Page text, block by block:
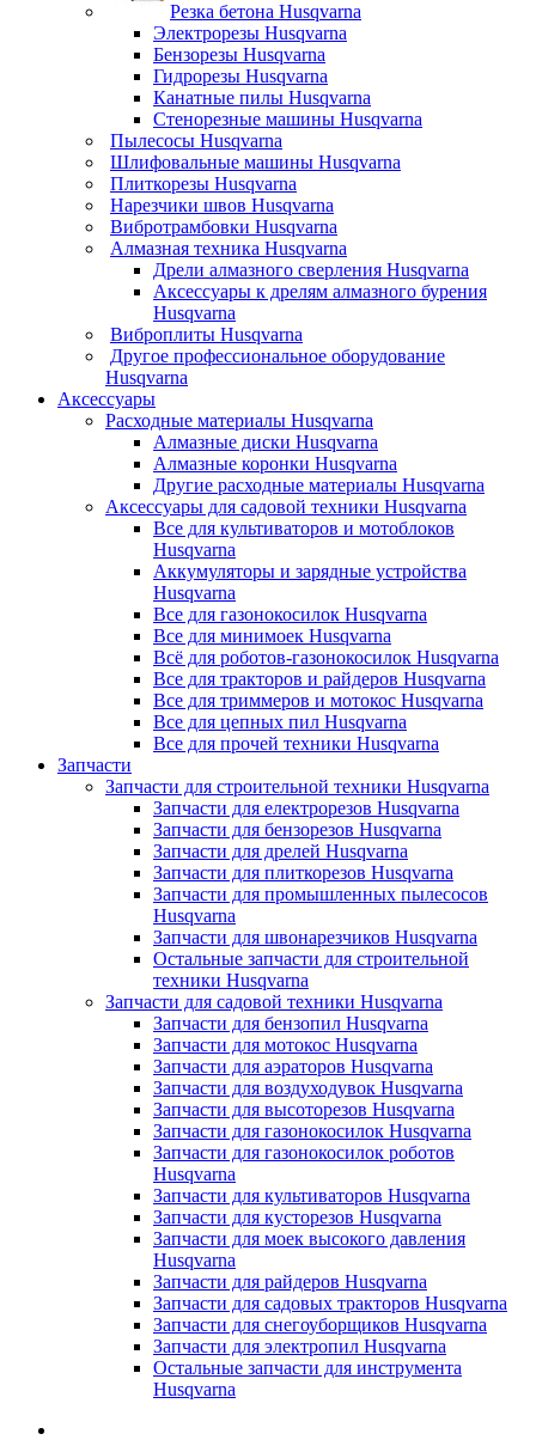
Резка бетона Husqvarna
Электрорезы Husqvarna
Бензорезы Husqvarna
Гидрорезы Husqvarna
Канатные пилы Husqvarna
Стенорезные машины Husqvarna
Пылесосы Husqvarna
Шлифовальные машины Husqvarna
Плиткорезы Husqvarna
Нарезчики швов Husqvarna
Вибротрамбовки Husqvarna
Алмазная техника Husqvarna
Дрели алмазного сверления Husqvarna
Аксессуары к дрелям алмазного бурения
Husqvarna
Виброплиты Husqvarna
Другое профессиональное оборудование
Husqvarna
Аксессуары
Расходные материалы Husqvarna
Алмазные диски Husqvarna
Алмазные коронки Husqvarna
Другие расходные материалы Husqvarna
Аксессуары для садовой техники Husqvarna
Все для культиваторов и мотоблоков
Husqvarna
Аккумуляторы и зарядные устройства
Husqvarna
Все для газонокосилок Husqvarna
Все для минимоек Husqvarna
Всё для роботов-газонокосилок Husqvarna
Все для тракторов и райдеров Husqvarna
Все для триммеров и мотокос Husqvarna
Все для цепных пил Husqvarna
Все для прочей техники Husqvarna
Запчасти
Запчасти для строительной техники Husqvarna
Запчасти для електрорезов Husqvarna
Запчасти для бензорезов Husqvarna
Запчасти для дрелей Husqvarna
Запчасти для плиткорезов Husqvarna
Запчасти для промышленных пылесосов
Husqvarna
Запчасти для швонарезчиков Husqvarna
Остальные запчасти для строительной
техники Husqvarna
Запчасти для садовой техники Husqvarna
Запчасти для бензопил Husqvarna
Запчасти для мотокос Husqvarna
Запчасти для аэраторов Husqvarna
Запчасти для воздуходувок Husqvarna
Запчасти для высоторезов Husqvarna
Запчасти для газонокосилок Husqvarna
Запчасти для газонокосилок роботов
Husqvarna
Запчасти для культиваторов Husqvarna
Запчасти для кусторезов Husqvarna
Запчасти для моек высокого давления
Husqvarna
Запчасти для райдеров Husqvarna
Запчасти для садовых тракторов Husqvarna
Запчасти для снегоуборщиков Husqvarna
Запчасти для электропил Husqvarna
Остальные запчасти для инструмента
Husqvarna